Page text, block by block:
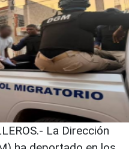
La Dirección